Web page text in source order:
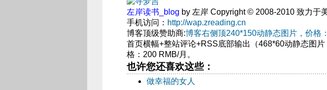
左岸读书_blog by 左岸 Copyright © 2008-2010 致力于
手机访问： http://wap.zreading.cn
博客顶级赞助商:博客右侧顶240*150动静态图片，价格
首页横幅+整站评论+RSS底部输出（468*60动静态图
格：200 RMB/月。
也许您还喜欢这些：
做幸福的女人